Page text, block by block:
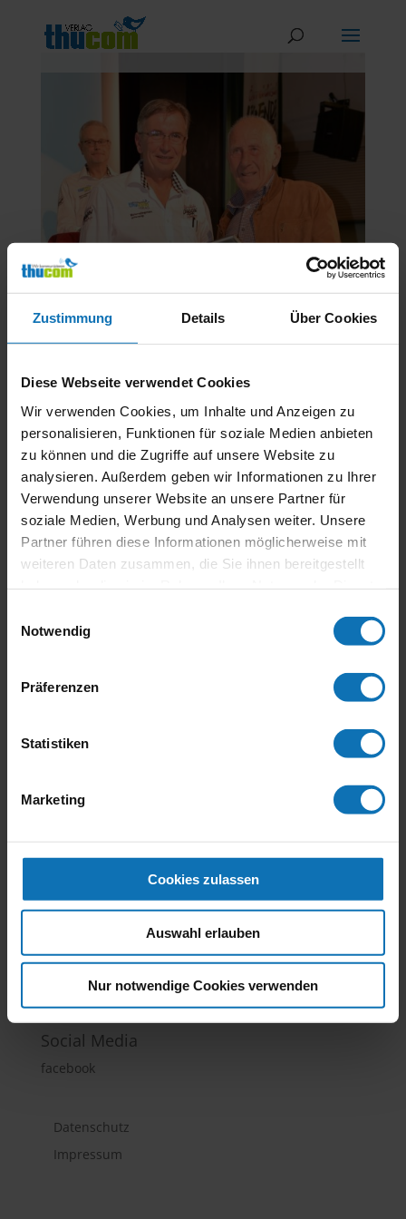
Zustimmung Details Über Cookies
Diese Webseite verwendet Cookies
Wir verwenden Cookies, um Inhalte und Anzeigen zu
personalisieren, Funktionen für soziale Medien anbieten
zu können und die Zugriffe auf unsere Website zu
analysieren. Außerdem geben wir Informationen zu Ihrer
Verwendung unserer Website an unsere Partner für
soziale Medien, Werbung und Analysen weiter. Unsere
Partner führen diese Informationen möglicherweise mit
weiteren Daten zusammen, die Sie ihnen bereitgestellt
Notwendig
Präferenzen
Statistiken
Marketing
Cookies zulassen
Auswahl erlauben
Nur notwendige Cookies verwenden
Motorradlegende Karl Auer
Thucom Verlag | Nov. 16, 2018 | Bilder
Blog Alle Beiträge Bilder Medien Kontakte
Motorradlegende Karl Auer der vielfache
Staatsmeister Karl Auer bekam sein persönliches
Buch „Österreichische Legenden in Schräglage“
Herbert Thumpser mit Motorradlegende Karl Auer
Suche nach: Neueste...
Neueste Beiträge
Legenden des Motorradsports – Stropek Biografie
Übergabe des ersten Buches an Wolfgang Stropek
Perlmooser Au 2B, A-3160 Traisen | Tel.: +43 (0) 676 /
570 40 49 | office@thucom.at
Social Media
facebook
Datenschutz
Impressum